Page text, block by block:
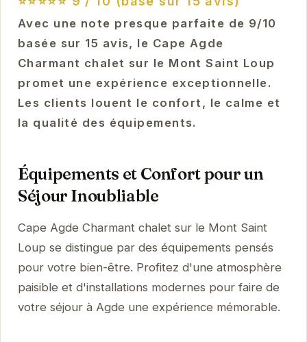
Avec une note presque parfaite de 9/10
basée sur 15 avis, le Cape Agde
Charmant chalet sur le Mont Saint Loup
promet une expérience exceptionnelle.
Les clients louent le confort, le calme et
la qualité des équipements.
Équipements et Confort pour un
Séjour Inoubliable
Cape Agde Charmant chalet sur le Mont Saint
Loup se distingue par des équipements pensés
pour votre bien-être. Profitez d'une atmosphère
paisible et d'installations modernes pour faire de
votre séjour à Agde une expérience mémorable.